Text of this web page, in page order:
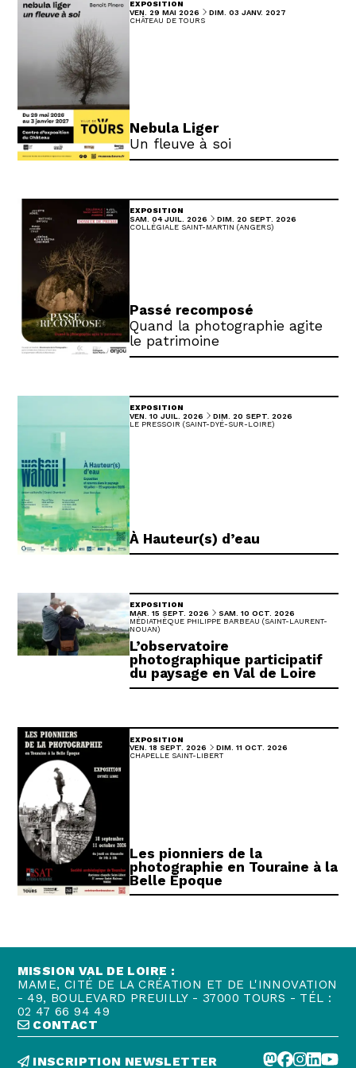
EXPOSITION
DU
VENDREDI
VEN. 29 MAI
MAI 2026 AU
DIMANCHE
DIM. 03 JANVIER
JANV. 2027
CHÂTEAU DE TOURS
Nebula Liger
Un fleuve à soi
EXPOSITION
DU
SAMEDI
SAM. 04 JUILLET
JUIL. 2026 AU
DIMANCHE
DIM. 20 SEPTEMBRE
SEPT.
2026
COLLÉGIALE SAINT-MARTIN (ANGERS)
Passé recomposé
Quand la photographie agite
le patrimoine
EXPOSITION
DU
VENDREDI
VEN. 10 JUILLET
JUIL. 2026 AU
DIMANCHE
DIM. 20 SEPTEMBRE
SEPT.
2026
LE PRESSOIR (SAINT-DYÉ-SUR-LOIRE)
À Hauteur(s) d’eau
EXPOSITION
DU
MARDI
MAR. 15 SEPTEMBRE
SEPT. 2026 AU
SAMEDI
SAM. 10 OCTOBRE
OCT.
2026
MÉDIATHÈQUE PHILIPPE BARBEAU (SAINT-LAURENT-
NOUAN)
L’observatoire
photographique participatif
du paysage en Val de Loire
EXPOSITION
DU
VENDREDI
VEN. 18 SEPTEMBRE
SEPT. 2026 AU
DIMANCHE
DIM. 11 OCTOBRE
OCT.
2026
CHAPELLE SAINT-LIBERT
Les pionniers de la
photographie en Touraine à la
Belle Époque
MISSION VAL DE LOIRE :
MAME, CITÉ DE LA CRÉATION ET DE L'INNOVATION
- 49, BOULEVARD PREUILLY - 37000 TOURS - TÉL :
02 47 66 94 49
CONTACT
INSCRIPTION NEWSLETTER